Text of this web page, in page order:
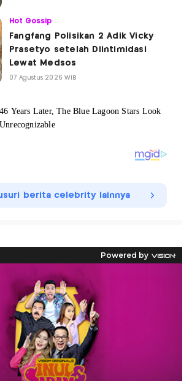
Hot Gossip
Fangfang Polisikan 2 Adik Vicky
Prasetyo setelah Diintimidasi
Lewat Medsos
07 Agustus 2026 WIB
berita celebrity lainnya